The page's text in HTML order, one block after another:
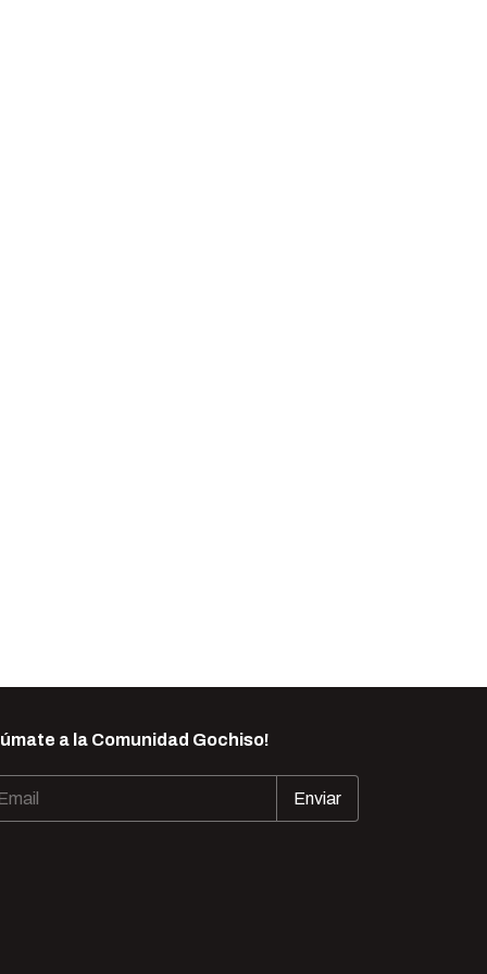
a la Comunidad Gochiso!